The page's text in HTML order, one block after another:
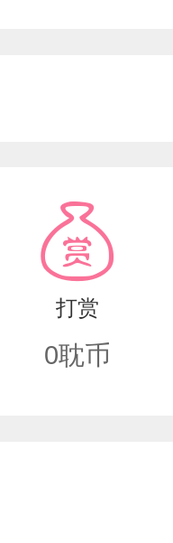
束……
打赏
0耽币